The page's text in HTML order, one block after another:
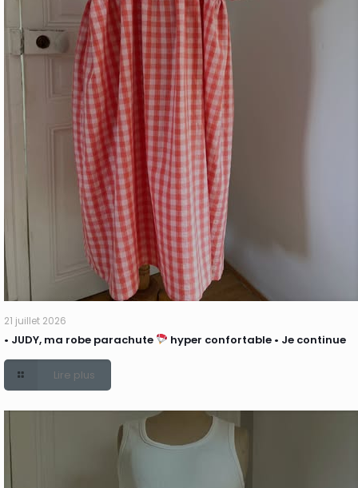
21 juillet 2026
• JUDY, ma robe parachute hyper confortable • Je continue
Lire plus